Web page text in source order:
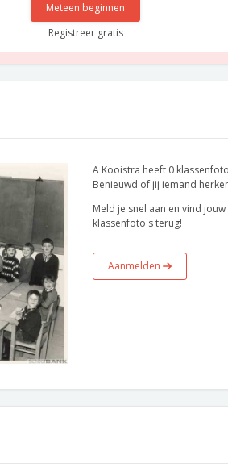
Meteen beginnen
Registreer gratis
A Kooistra heeft 0
Benieuwd of jij iemand
Meld je snel aan en vind
klassenfoto's terug!
Aanmelden